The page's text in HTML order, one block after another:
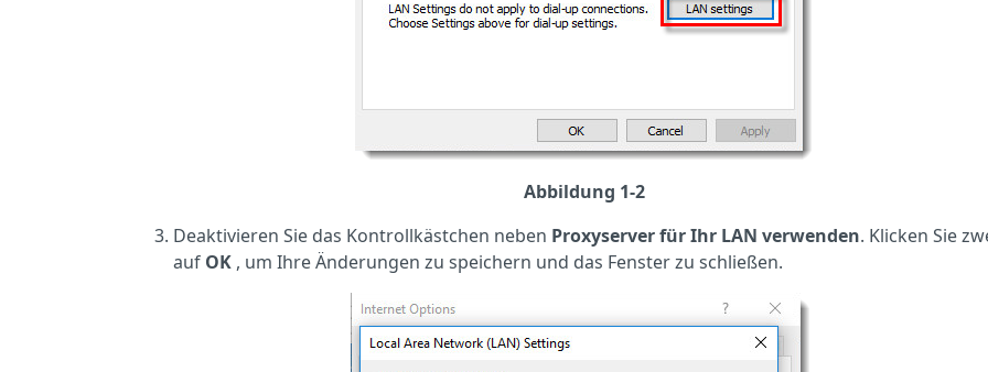
Abbildung 1-2
Deaktivieren Sie das Kontrollkästchen neben Proxyserver für Ihr LAN verwenden. Klicken Sie
auf OK , um Ihre Änderungen zu speichern und das Fenster zu schließen.